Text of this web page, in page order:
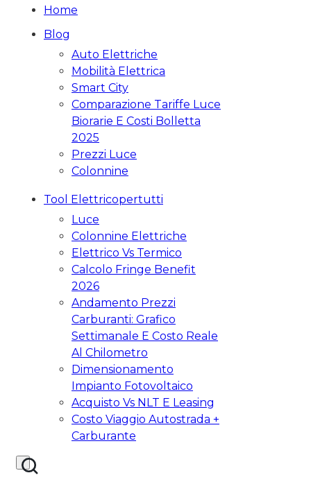
Home
Blog
Auto Elettriche
Mobilità Elettrica
Smart City
Comparazione Tariffe Luce
Biorarie E Costi Bolletta
2025
Prezzi Luce
Colonnine
Tool Elettricopertutti
Luce
Colonnine Elettriche
Elettrico Vs Termico
Calcolo Fringe Benefit
2026
Andamento Prezzi
Carburanti: Grafico
Settimanale E Costo Reale
Al Chilometro
Dimensionamento
Impianto Fotovoltaico
Acquisto Vs NLT E Leasing
Costo Viaggio Autostrada +
Carburante